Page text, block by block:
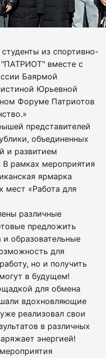
из спортивно-
"ПАТРИОТ" вместе с
Баярмой
Юрьевной
Форуме Патриотов
представителей
объединенных
и развитием
В рамках мероприятия
ярмарка
мест «Работа для
различные
предложить
образовательные
для
но и получить
в будущем!
для обмена
вдохновляющие
реализовал свои
в различных
энергией!